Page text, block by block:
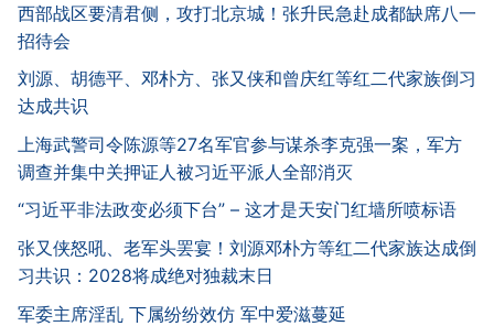
西部战区要清君侧，攻打北京城！张升民急赴成都缺席八一
招待会
刘源、胡德平、邓朴方、张又侠和曾庆红等红二代家族倒习
达成共识
上海武警司令陈源等27名军官参与谋杀李克强一案，军方
调查并集中关押证人被习近平派人全部消灭
“习近平非法政变必须下台” – 这才是天安门红墙所喷标语
张又侠怒吼、老军头罢宴！刘源邓朴方等红二代家族达成倒
习共识：2028将成绝对独裁末日
军委主席淫乱 下属纷纷效仿 军中爱滋蔓延